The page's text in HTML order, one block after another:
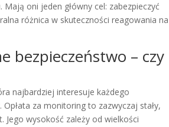
oni jeden główny cel: zabezpieczyć
różnica w skuteczności reagowania na
bezpieczeństwo – czy
najbardziej interesuje każdego
za monitoring to zazwyczaj stały,
Jego wysokość zależy od wielkości